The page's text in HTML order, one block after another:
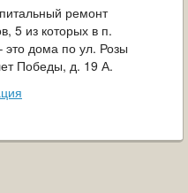
ремонт
5 из которых в п.
это дома по ул. Розы
Победы, д. 19 А.